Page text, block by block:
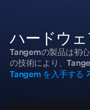
ハードウ
Tangemの製品は初
の技術により、
Tangem を入手する